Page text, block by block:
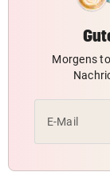
Morgens
E-Mail